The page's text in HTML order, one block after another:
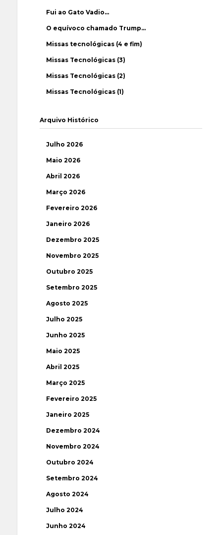
Fui ao Gato Vadio…
O equívoco chamado Trump…
Missas tecnológicas (4 e fim)
Missas Tecnológicas (3)
Missas Tecnológicas (2)
Missas Tecnológicas (1)
Arquivo Histórico
Julho 2026
Maio 2026
Abril 2026
Março 2026
Fevereiro 2026
Janeiro 2026
Dezembro 2025
Novembro 2025
Outubro 2025
Setembro 2025
Agosto 2025
Julho 2025
Junho 2025
Maio 2025
Abril 2025
Março 2025
Fevereiro 2025
Janeiro 2025
Dezembro 2024
Novembro 2024
Outubro 2024
Setembro 2024
Agosto 2024
Julho 2024
Junho 2024